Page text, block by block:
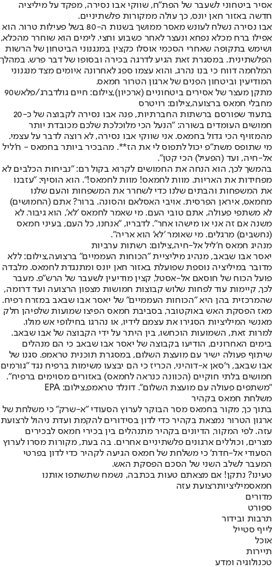
אסיר ביטחוני לשעבר של הפת"ח, שווקי אבו נסירה, מפקד על מיליציה
חדשה באזור חאן יונס, כך עולה ממקורות פלשתיניים.
אבו נסירה נשלח לעונש מאסר ממושך בשנות ה-80 בשל פעילות טרור. הוא
אפילו ברח מכלא נפחא ונעצר לאחר כשבוע וחצי. לימים הוא שוחרר מהכלא,
ושימש בתקופה שאחרי הסכמי אוסלו כקצין במנגנוני הביטחון של הרשות
הפלשתינית. במסגרת זאת הגיע לדרגה בכירה ובסופו של דבר פרש. במהלך
המלחמה דווח כי בנו נהרג, והוא עצמו ספג לאחרונה איומים מצד מנגנוני
המודיעין וביטחון הפנים של ארגון הטרור חמאס.
מתקן מעצר של אסירים ביטחוניים (ארכיון),צילום: חיים גולדברג/פלאש90
מחבלי חמאס ברצועה,צילום: רויטרס
בתעוד שפורסם ברשתות החברתיות, פנה אבו נסירה לקבוצה של כ-20
חמושים העומדים בשורה: "הנעל הכי מלוכלכת שלכם מכובדת יותר
מהמזויף הכי גדול בחמאס. אני שווקי אבו נסירה, לא רוצה לדבר על עצמי.
מי שתופס משת"פ יכול לתפוס לי את הז**. מהבכיר ביותר בחמאס - ח'ליל
אל-חיה, ועד (הפעיל) הכי קטן".
בהמשך לכך, הוא הנחה את החמושים לקרוא בקול רם: "נביחות הכלבים לא
מפחידות את האריות. מוות לחמאס! מוות לחמאס!". הוא הוסיף: "עזבנו
את המשפחות והבתים שלנו כדי לשחרר את המשפחות והעם שלנו
מחמאס, איראן הפרסית. אויבי האסלאם והסונה. ברור? אתם (החמושים)
לא משתפי פעולה, אתם טובי העם. מי שאמר לחמאס 'לא', הוא גיבור. לא
משנה אם זה אני או מישהו אחר". לדבריו, "אנחנו, כל העם, בעיני חמאס
(נחשבים) מרגלים. מי שאומר 'לא' הוא אריה".
מנהיג חמאס ח'ליל אל-חיה,צילום: רשתות ערביות
יאסר אבו שבאב, מנהיג מיליציית "הכוחות העממיים" ברצועה,צילום: ללא
מדובר במיליציה נוספת שפועלת באזור חאן יונס ומתנגדת לחמאס. מלבדה
פועל הכוח של חוסאם אל-אסטל, קצין מודיעין לשעבר של הרש"פ. מעבר
לכך, קיימות עוד לפחות שלוש קבוצות חמושות מצפון הרצועה ועד דרומה,
שהמרכזית בהן היא "הכוחות העממיים" של יאסר אבו שבאב במזרח רפיח.
מאז הפסקת האש באוקטובר, בסביבת חמאס הפיצו שמועות שלפיהן חלק
מאנשי המיליציות הסגירו את עצמם לידיו, או נהרגו בחילופי אש מולו.
למרות זאת, השמועות הוכחשו, בין היתר על ידי הקבוצה של אבו שבאב.
בימים האחרונים, הודיעו בקבוצה של יאסר אבו שבאב כי הם מנהלים
שיתוף פעולה ישיר עם מועצת השלום, במסגרת תוכנית טראמפ. סגנו של
אבו שבאב, ר'סאן א-דוהיני, הכריז כי הם יבצעו משימות ברפיח נגד "גורמים
חמושים בלתי חוקיים (הכוונה כנראה לחמאס) באזורים מסוימים ברפיח".
"משתפים פעולה עם מועצת השלום". דונלד טראמפ,צילום: EPA
משלחת חמאס בקהיר
בתוך כך, מקור בחמאס מסר הבוקר לערוץ הסעודי "א-שרק" כי משלחת של
ארגון הטרור נמצאת בקהיר כדי לדון בסידורים להקמת ועדת ניהול לרצועת
עזה. לפי המקור, הדיונים בקהיר מתנהלים בין בכירי חמאס לבכירים
מצרים, וכוללים ארגונים פלשתיניים אחרים. בה בעת, מקורות מסרו לערוץ
הסעודי אל-חדת' כי משלחת של חמאס הגיעה לקהיר כדי לדון בפרטי
המעבר לשלב השני של הסכם הפסקת האש.
טעינו? נתקן! אם מצאתם טעות בכתבה, נשמח שתשתפו אותנו
חמאסמיליציותרצועת עזה
מדורים
ספורט
תרבות ובידור
לייף סטייל
אוכל
תיירות
טכנולוגיה ומדע